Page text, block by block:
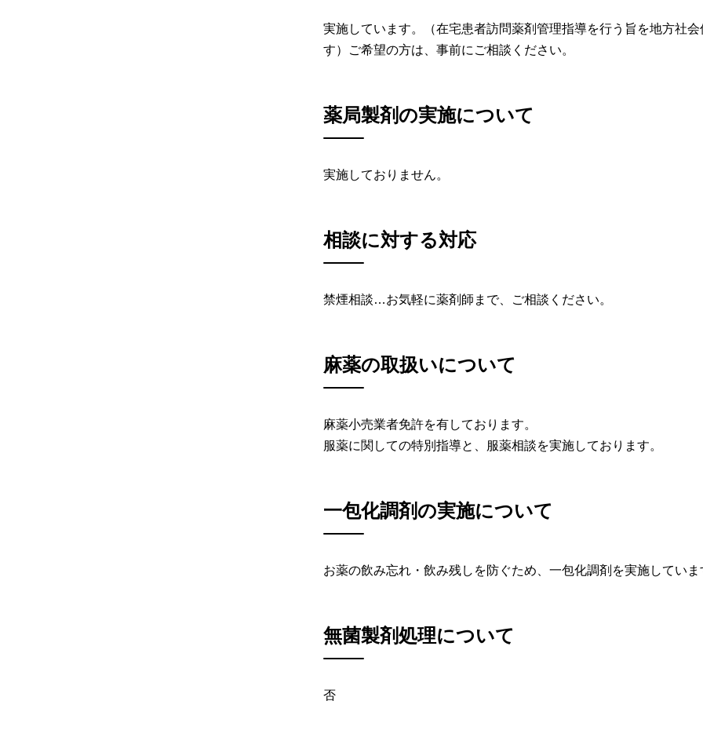
実施しています。（在宅患者訪問薬剤管理指導を行う旨を地方社
す）ご希望の方は、事前にご相談ください。
薬局製剤の実施について
実施しておりません。
相談に対する対応
禁煙相談…お気軽に薬剤師まで、ご相談ください。
麻薬の取扱いについて
麻薬小売業者免許を有しております。
服薬に関しての特別指導と、服薬相談を実施しております。
一包化調剤の実施について
お薬の飲み忘れ・飲み残しを防ぐため、一包化調剤を実施していま
無菌製剤処理について
否